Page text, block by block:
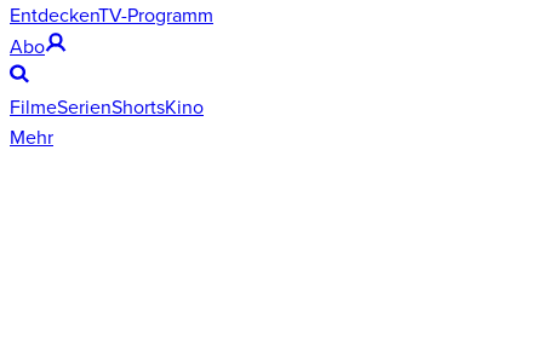
EntdeckenTV-Programm
Abo
FilmeSerienShortsKino
Mehr